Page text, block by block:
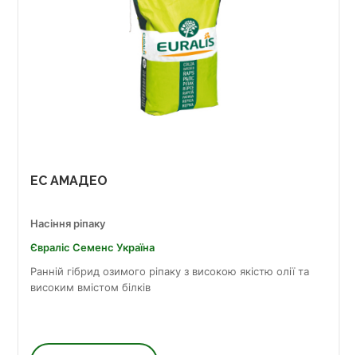
ЕС АМАДЕО
Насіння ріпаку
Євраліс Семенс Україна
Ранній гібрид озимого ріпаку з високою якістю олії та
високим вмістом білків